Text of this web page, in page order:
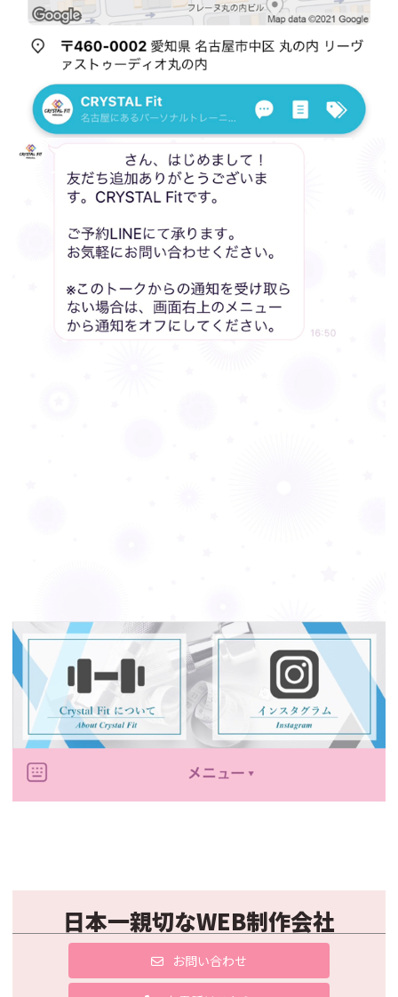
日本一親切なWEB制作会社
お問い合わせ